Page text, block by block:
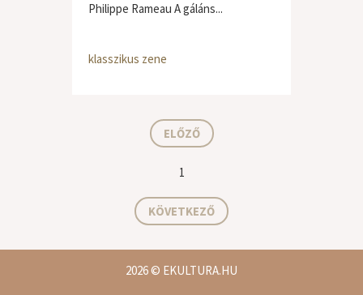
Philippe Rameau A gáláns...
klasszikus zene
ELŐZŐ
1
KÖVETKEZŐ
2026© EKULTURA.HU